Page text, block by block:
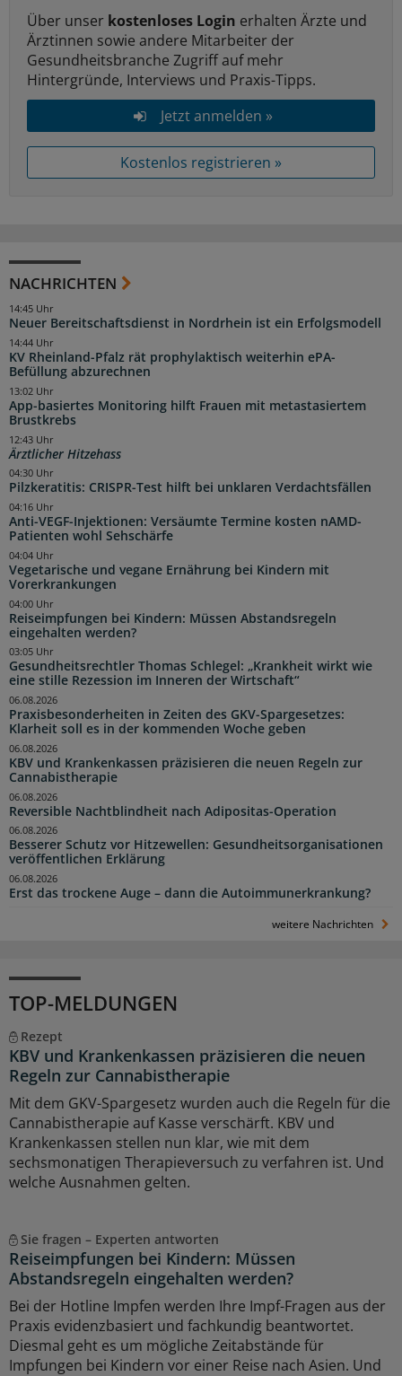
Über unser kostenloses Login erhalten Ärzte und
Ärztinnen sowie andere Mitarbeiter der
Gesundheitsbranche Zugriff auf mehr
Hintergründe, Interviews und Praxis-Tipps.
Jetzt anmelden »
Kostenlos registrieren »
NACHRICHTEN
Neuer Bereitschaftsdienst in Nordrhein ist ein Erfolgsmodell
14:45 Uhr
KV Rheinland-Pfalz rät prophylaktisch weiterhin ePA-
Befüllung abzurechnen
14:44 Uhr
App-basiertes Monitoring hilft Frauen mit metastasiertem
Brustkrebs
13:02 Uhr
Ärztlicher Hitzehass
12:43 Uhr
Pilzkeratitis: CRISPR-Test hilft bei unklaren Verdachtsfällen
04:30 Uhr
Anti-VEGF-Injektionen: Versäumte Termine kosten nAMD-
Patienten wohl Sehschärfe
04:16 Uhr
Vegetarische und vegane Ernährung bei Kindern mit
Vorerkrankungen
04:04 Uhr
Reiseimpfungen bei Kindern: Müssen Abstandsregeln
eingehalten werden?
04:00 Uhr
Gesundheitsrechtler Thomas Schlegel: „Krankheit wirkt wie
eine stille Rezession im Inneren der Wirtschaft“
03:05 Uhr
Praxisbesonderheiten in Zeiten des GKV-Spargesetzes:
Klarheit soll es in der kommenden Woche geben
06.08.2026
KBV und Krankenkassen präzisieren die neuen Regeln zur
Cannabistherapie
06.08.2026
Reversible Nachtblindheit nach Adipositas-Operation
06.08.2026
Besserer Schutz vor Hitzewellen: Gesundheitsorganisationen
veröffentlichen Erklärung
06.08.2026
Erst das trockene Auge – dann die Autoimmunerkrankung?
06.08.2026
weitere Nachrichten
TOP-MELDUNGEN
Rezept
KBV und Krankenkassen präzisieren die neuen
Regeln zur Cannabistherapie
Mit dem GKV-Spargesetz wurden auch die Regeln für die
Cannabistherapie auf Kasse verschärft. KBV und
Krankenkassen stellen nun klar, wie mit dem
sechsmonatigen Therapieversuch zu verfahren ist. Und
welche Ausnahmen gelten.
Sie fragen – Experten antworten
Reiseimpfungen bei Kindern: Müssen
Abstandsregeln eingehalten werden?
Bei der Hotline Impfen werden Ihre Impf-Fragen aus der
Praxis evidenzbasiert und fachkundig beantwortet.
Diesmal geht es um mögliche Zeitabstände für
Impfungen bei Kindern vor einer Reise nach Asien. Und